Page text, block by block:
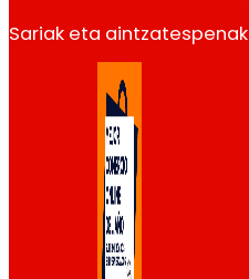
Sariak eta aintzatespenak